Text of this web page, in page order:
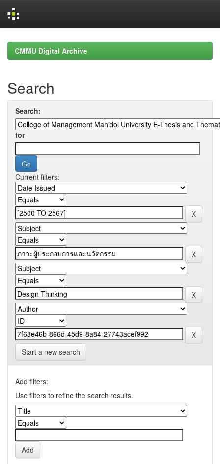
navigationCMMU Digital Archive
Search
Search:
for
Current filters:
Start a new search
Add filters:
Use filters to refine the search results.